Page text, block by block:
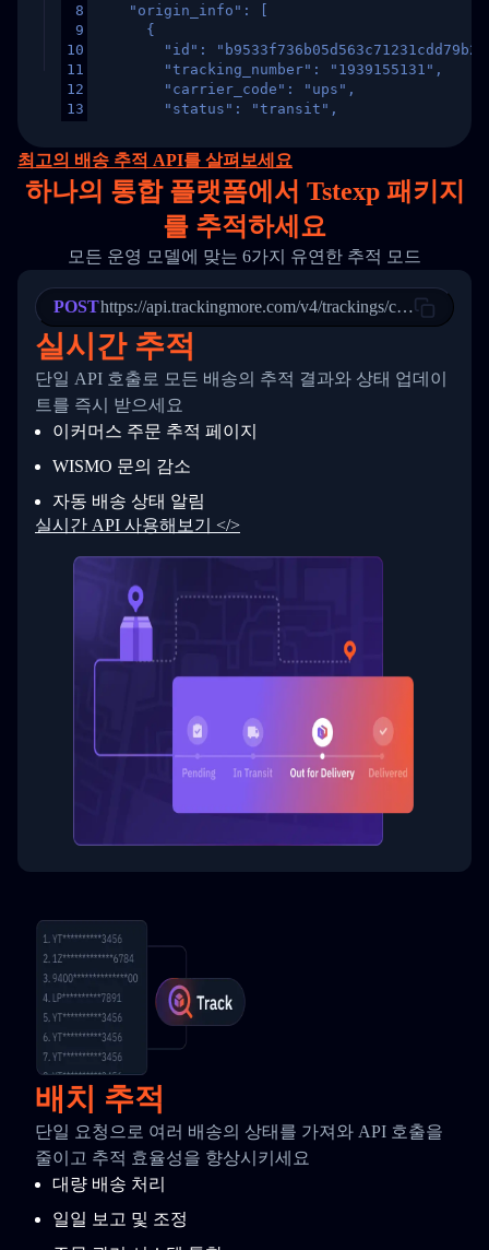
8
9
10
11
12
13
15
16
17
18
20
21
22
23
24
25
27
28
29
30
31
33
34
    "origin_info": [
      {
"id":
        "tracking_number": "1939155131",
        "carrier_code": "ups",
        "status": "transit",
"destination_country": "United
        "itemTimeLength": 2,
        "weblink": "",
        "phone": null,
        "trackinfo": [
          {
            "Date": "2017-03-08 04: 22: 00",
"StatusDescription": "Departed
"Details": "Departed Facility
          },
          {
            "Date": "2017-03-06 15:28:00",
"StatusDescription": "Shipment
"Details": "BEIJING-
          }
        ]
      }
  }
}
최고의 배송 추적 API를 살펴보세요
하나의 통합 플랫폼에서 Tstexp 패키지
를 추적하세요
모든 운영 모델에 맞는 6가지 유연한 추적 모드
POSThttps://api.trackingmore.com/v4/trackings/create
실시간 추적
단일 API 호출로 모든 배송의 추적 결과와 상태 업데이
트를 즉시 받으세요
이커머스 주문 추적 페이지
WISMO 문의 감소
자동 배송 상태 알림
실시간 API 사용해보기 </>
배치 추적
단일 요청으로 여러 배송의 상태를 가져와 API 호출을
줄이고 추적 효율성을 향상시키세요
대량 배송 처리
일일 보고 및 조정